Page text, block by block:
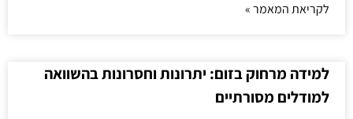
לקריאת המאמר »
למידה מרחוק בזום: יתרונות וחסרונות בהשוואה
למודלים מסורתיים